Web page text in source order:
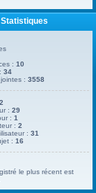
Statistiques
:10
:34
jointes :3558
2
:29
:1
:2
:31
:16
le plus récent est